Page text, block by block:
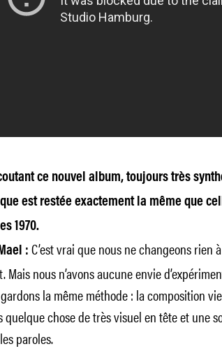
ce nouvel album, toujours très
est restée exactement la même que
1970.
: C’est vrai que nous ne changeons rien
Mais nous n’avons aucune envie
la même méthode : la composition
quelque chose de très visuel en tête et une
paroles.